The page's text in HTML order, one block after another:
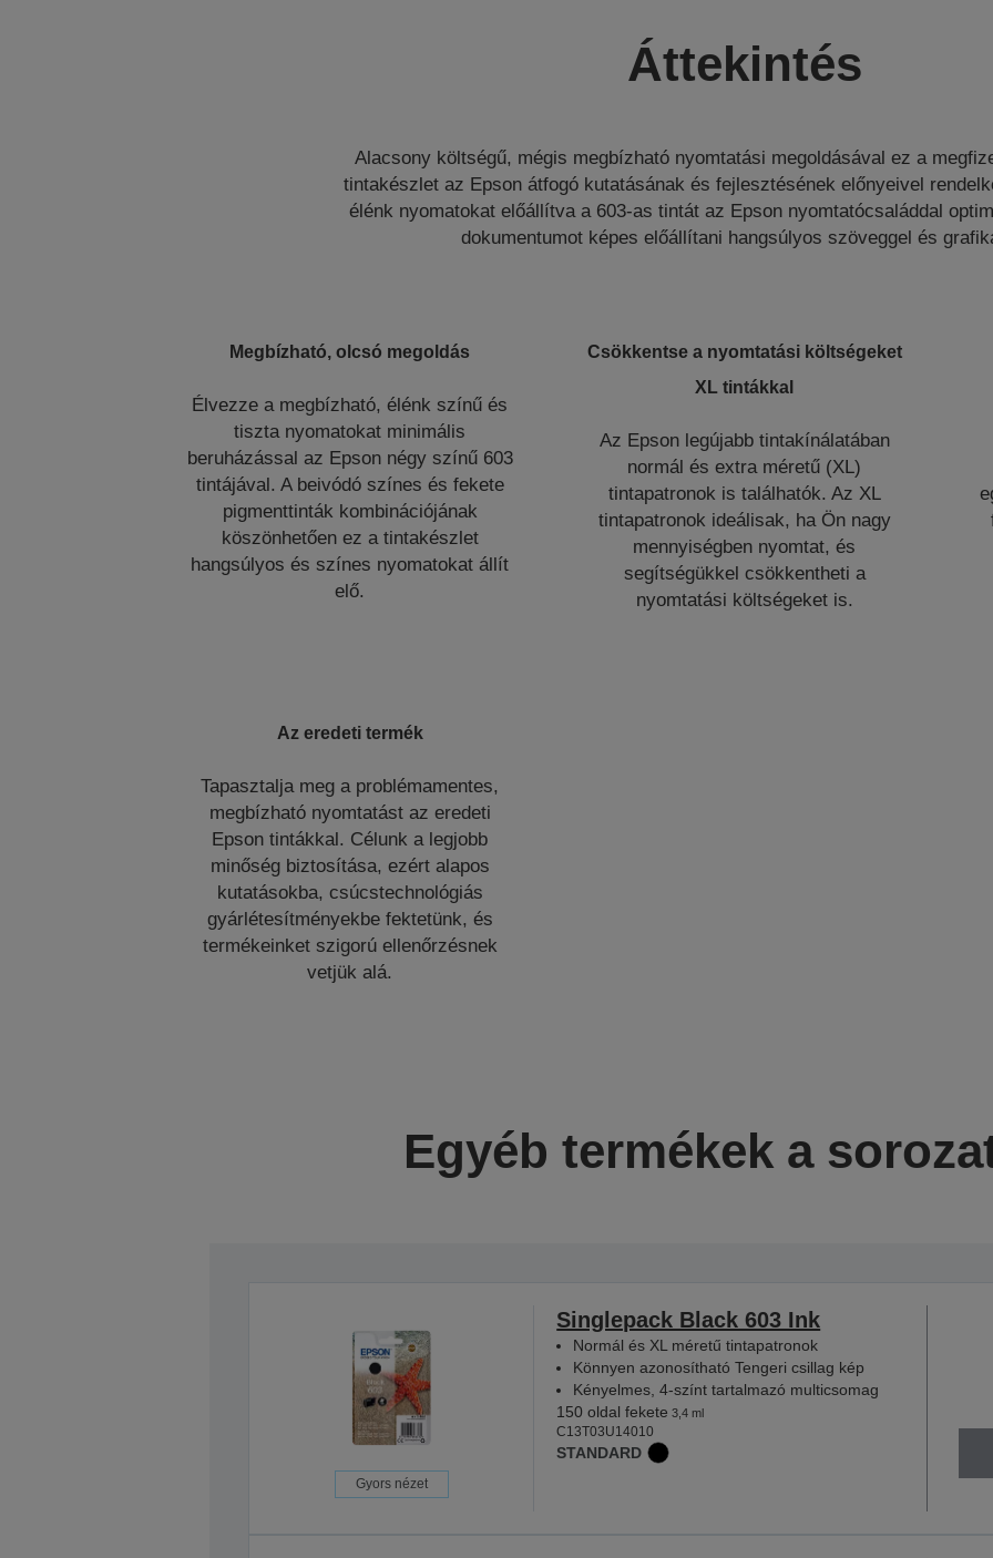
Áttekintés
Alacsony költségű, mégis megbízható nyomtatási megoldásával ez a
tintakészlet az Epson átfogó kutatásának és fejlesztésének előnyeivel
élénk nyomatokat előállítva a 603-as tintát az Epson nyomtatócsaláddal
dokumentumot képes előállítani hangsúlyos szöveggel és
Megbízható, olcsó megoldás
Élvezze a megbízható, élénk színű és
tiszta nyomatokat minimális
beruházással az Epson négy színű 603
tintájával. A beivódó színes és fekete
pigmenttinták kombinációjának
köszönhetően ez a tintakészlet
hangsúlyos és színes nyomatokat állít
elő.
Csökkentse a nyomtatási költségeket
XL tintákkal
Az Epson legújabb tintakínálatában
normál és extra méretű (XL)
tintapatronok is találhatók. Az XL
tintapatronok ideálisak, ha Ön nagy
mennyiségben nyomtat, és
segítségükkel csökkentheti a
nyomtatási költségeket is.
Az eredeti termék
Tapasztalja meg a problémamentes,
megbízható nyomtatást az eredeti
Epson tintákkal. Célunk a legjobb
minőség biztosítása, ezért alapos
kutatásokba, csúcstechnológiás
gyárlétesítményekbe fektetünk, és
termékeinket szigorú ellenőrzésnek
vetjük alá.
Egyéb termékek a
Gyors nézet
Singlepack Black 603 Ink
Normál és XL méretű tintapatronok
Könnyen azonosítható Tengeri csillag kép
Kényelmes, 4-színt tartalmazó multicsomag
150 oldal fekete 3,4 ml
C13T03U14010
STANDARD